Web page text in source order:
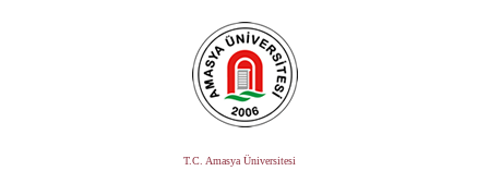
T.C. Amasya Üniversitesi